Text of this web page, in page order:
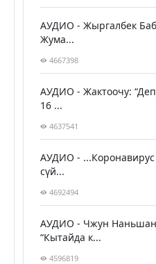
АУДИО - Жыргалбек
Жума...
4667398
АУДИО - Жактоочу:
16 ...
4637541
АУДИО - ...Коронавирус
сүй...
4692494
АУДИО - Чжун
“Кытайда к...
4596819